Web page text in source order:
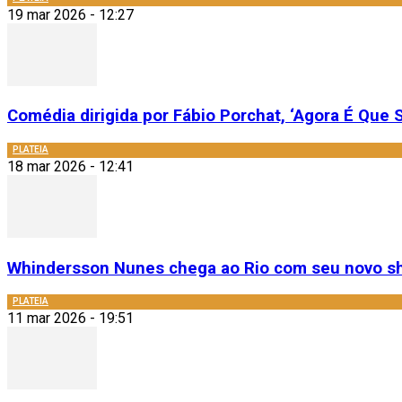
19 mar 2026 - 12:27
Comédia dirigida por Fábio Porchat, ‘Agora É Que
PLATEIA
18 mar 2026 - 12:41
Whindersson Nunes chega ao Rio com seu novo
PLATEIA
11 mar 2026 - 19:51